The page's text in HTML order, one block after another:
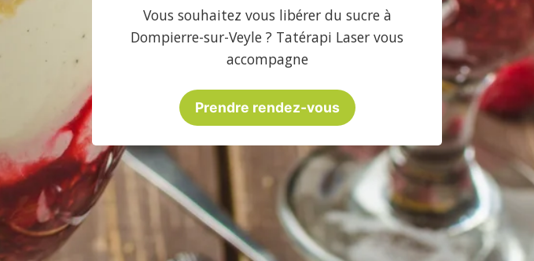
Vous souhaitez vous libérer du sucre à
Dompierre-sur-Veyle ? Tatérapi Laser vous
accompagne
Prendre rendez-vous